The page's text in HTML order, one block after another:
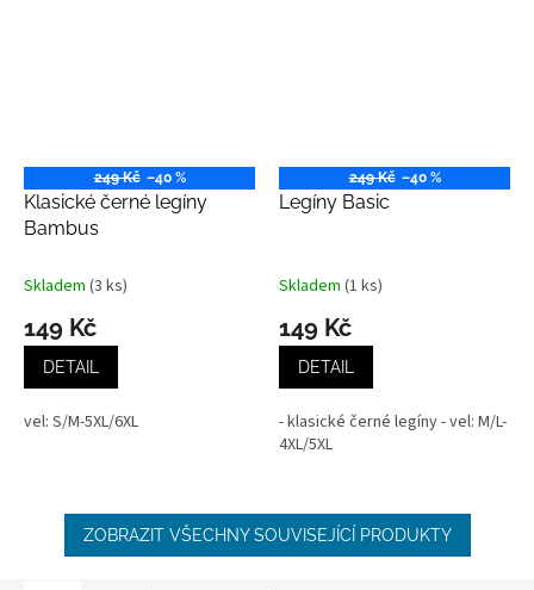
249 Kč –40 %
Klasické černé legíny
Bambus
Skladem (3 ks)
149 Kč
DETAIL
vel: S/M-5XL/6XL
249 Kč –40 %
Legíny Basic
Skladem (1 ks)
149 Kč
DETAIL
- klasické černé legíny - vel: M/L-
4XL/5XL
ZOBRAZIT VŠECHNY SOUVISEJÍCÍ PRODUKTY